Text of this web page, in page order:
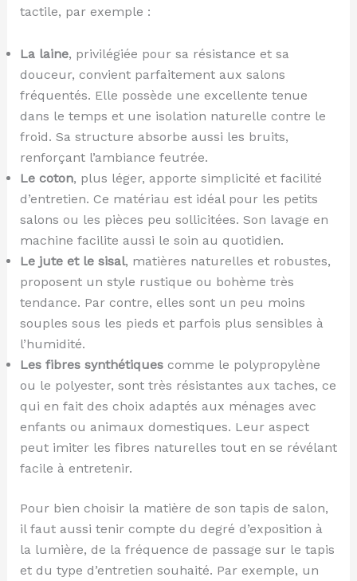
tactile, par exemple :
La laine, privilégiée pour sa résistance et sa
douceur, convient parfaitement aux salons
fréquentés. Elle possède une excellente tenue
dans le temps et une isolation naturelle contre le
froid. Sa structure absorbe aussi les bruits,
renforçant l’ambiance feutrée.
Le coton, plus léger, apporte simplicité et facilité
d’entretien. Ce matériau est idéal pour les petits
salons ou les pièces peu sollicitées. Son lavage en
machine facilite aussi le soin au quotidien.
Le jute et le sisal, matières naturelles et robustes,
proposent un style rustique ou bohème très
tendance. Par contre, elles sont un peu moins
souples sous les pieds et parfois plus sensibles à
l’humidité.
Les fibres synthétiquescomme le polypropylène
ou le polyester, sont très résistantes aux taches, ce
qui en fait des choix adaptés aux ménages avec
enfants ou animaux domestiques. Leur aspect
peut imiter les fibres naturelles tout en se révélant
facile à entretenir.
Pour bien choisir la matière de son tapis de salon,
il faut aussi tenir compte du degré d’exposition à
la lumière, de la fréquence de passage sur le tapis
et du type d’entretien souhaité. Par exemple, un